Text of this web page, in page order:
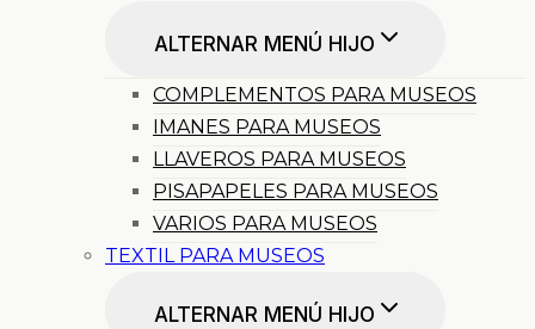
ALTERNAR MENÚ HIJO
COMPLEMENTOS PARA MUSEOS
IMANES PARA MUSEOS
LLAVEROS PARA MUSEOS
PISAPAPELES PARA MUSEOS
VARIOS PARA MUSEOS
TEXTIL PARA MUSEOS
ALTERNAR MENÚ HIJO